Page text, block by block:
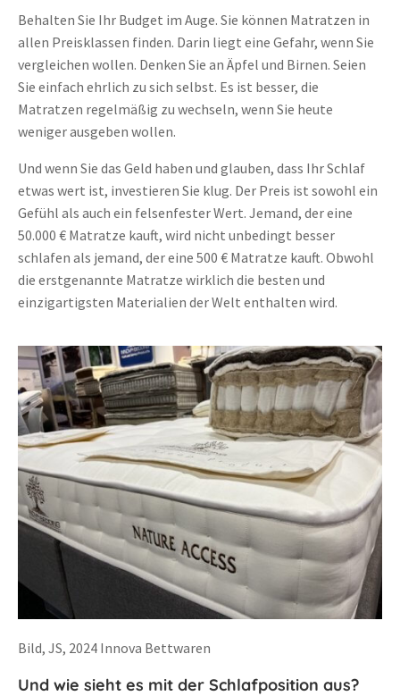
Behalten Sie Ihr Budget im Auge. Sie können Matratzen in
allen Preisklassen finden. Darin liegt eine Gefahr, wenn Sie
vergleichen wollen. Denken Sie an Äpfel und Birnen. Seien
Sie einfach ehrlich zu sich selbst. Es ist besser, die
Matratzen regelmäßig zu wechseln, wenn Sie heute
weniger ausgeben wollen.
Und wenn Sie das Geld haben und glauben, dass Ihr Schlaf
etwas wert ist, investieren Sie klug. Der Preis ist sowohl ein
Gefühl als auch ein felsenfester Wert. Jemand, der eine
50.000 € Matratze kauft, wird nicht unbedingt besser
schlafen als jemand, der eine 500 € Matratze kauft. Obwohl
die erstgenannte Matratze wirklich die besten und
einzigartigsten Materialien der Welt enthalten wird.
Bild, JS, 2024 Innova Bettwaren
Und wie sieht es mit der Schlafposition aus?